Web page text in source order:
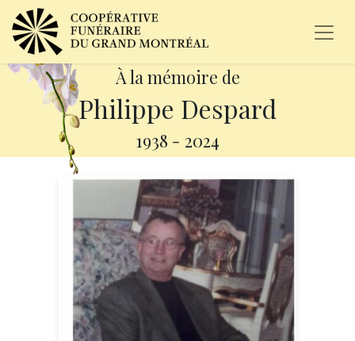
À la mémoire de
Philippe Despard
1938 - 2024